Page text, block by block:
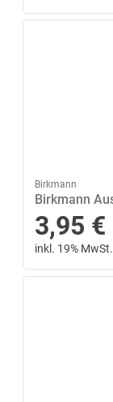
Birkmann
3,95 €
inkl. 19% MwSt.